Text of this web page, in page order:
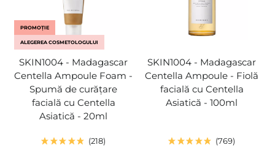
PROMOȚIE
ALEGEREA COSMETOLOGULUI
SKIN1004 - Madagascar
Centella Ampoule Foam -
Spumă de curățare
facială cu Centella
Asiatică - 20ml
218
SKIN1004 - Madagascar
Centella Ampoule - Fiolă
facială cu Centella
Asiatică - 100ml
769